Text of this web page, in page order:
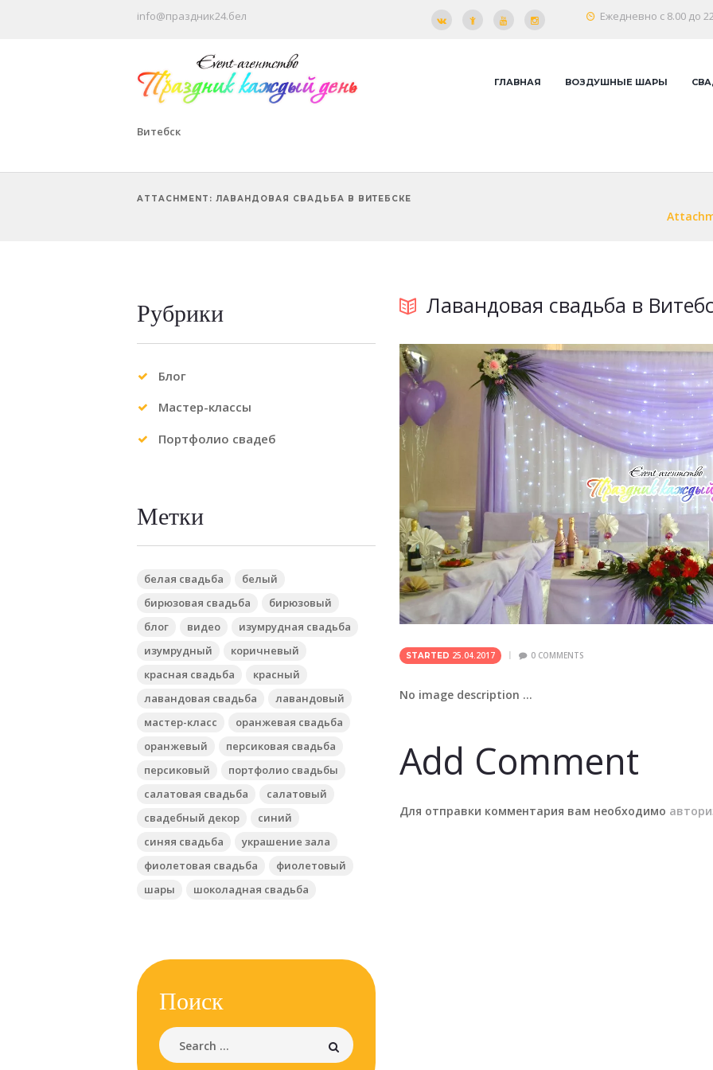
Ежедневно с 8.00 до
info@праздник24.бел
Витебск
ГЛАВНАЯ ВОЗДУШНЫЕ ШАРЫ
ATTACHMENT: ЛАВАНДОВАЯ СВАДЬБА В ВИТЕБСКЕ
Лавандовая свадьба в
STARTED 25.04.2017 0COMMENTS
No image description ...
Add Comment
Для отправки комментария вам необходимо
Рубрики
Блог
Мастер-классы
Портфолио свадеб
Метки
белая свадьба
белый
бирюзовая свадьба
бирюзовый
блог
видео
изумрудная свадьба
изумрудный
коричневый
красная свадьба
красный
лавандовая свадьба
лавандовый
мастер-класс
оранжевая свадьба
оранжевый
персиковая свадьба
персиковый
портфолио свадьбы
салатовая свадьба
салатовый
свадебный декор
синий
синяя свадьба
украшение зала
фиолетовая свадьба
фиолетовый
шары
шоколадная свадьба
Поиск